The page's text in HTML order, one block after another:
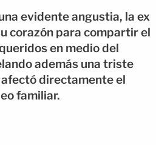
evidente angustia, la ex
corazón para compartir el
en medio del
además una triste
directamente el
familiar.